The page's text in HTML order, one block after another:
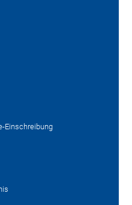
Einschreibung